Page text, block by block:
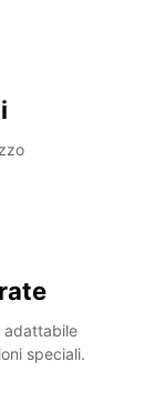
adattabile
speciali.